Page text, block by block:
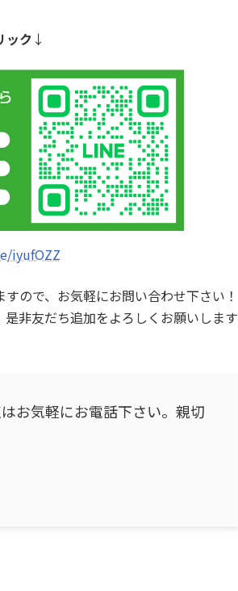
ック ↓
iyufOZZ
ので、お気軽にお問い合わせ下さい！
非友だち追加をよろしくお願いします
お気軽にお電話下さい。親切